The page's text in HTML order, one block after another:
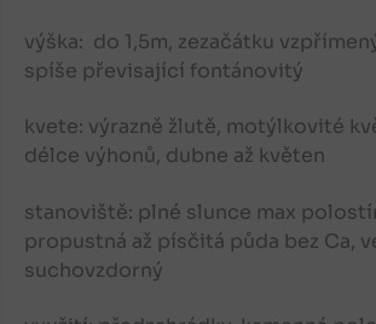
výška: do 1,5m, zezačátku
spíše převisající fontánovitý
kvete: výrazně žlutě, motýlkovité
délce výhonů, dubne až květen
stanoviště: plné slunce max
propustná až písčitá půda bez Ca,
suchovzdorný